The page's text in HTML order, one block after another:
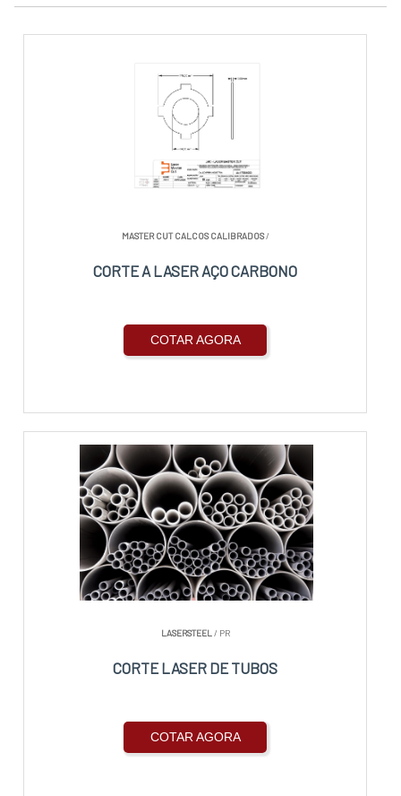
MASTER CUT CALCOS CALIBRADOS/
CORTE A LASER AÇO CARBONO
COTAR AGORA
LASERSTEEL/ PR
CORTE LASER DE TUBOS
COTAR AGORA